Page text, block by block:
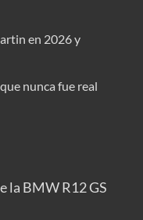
en 2026 y
nunca fue real
la BMW R12 GS